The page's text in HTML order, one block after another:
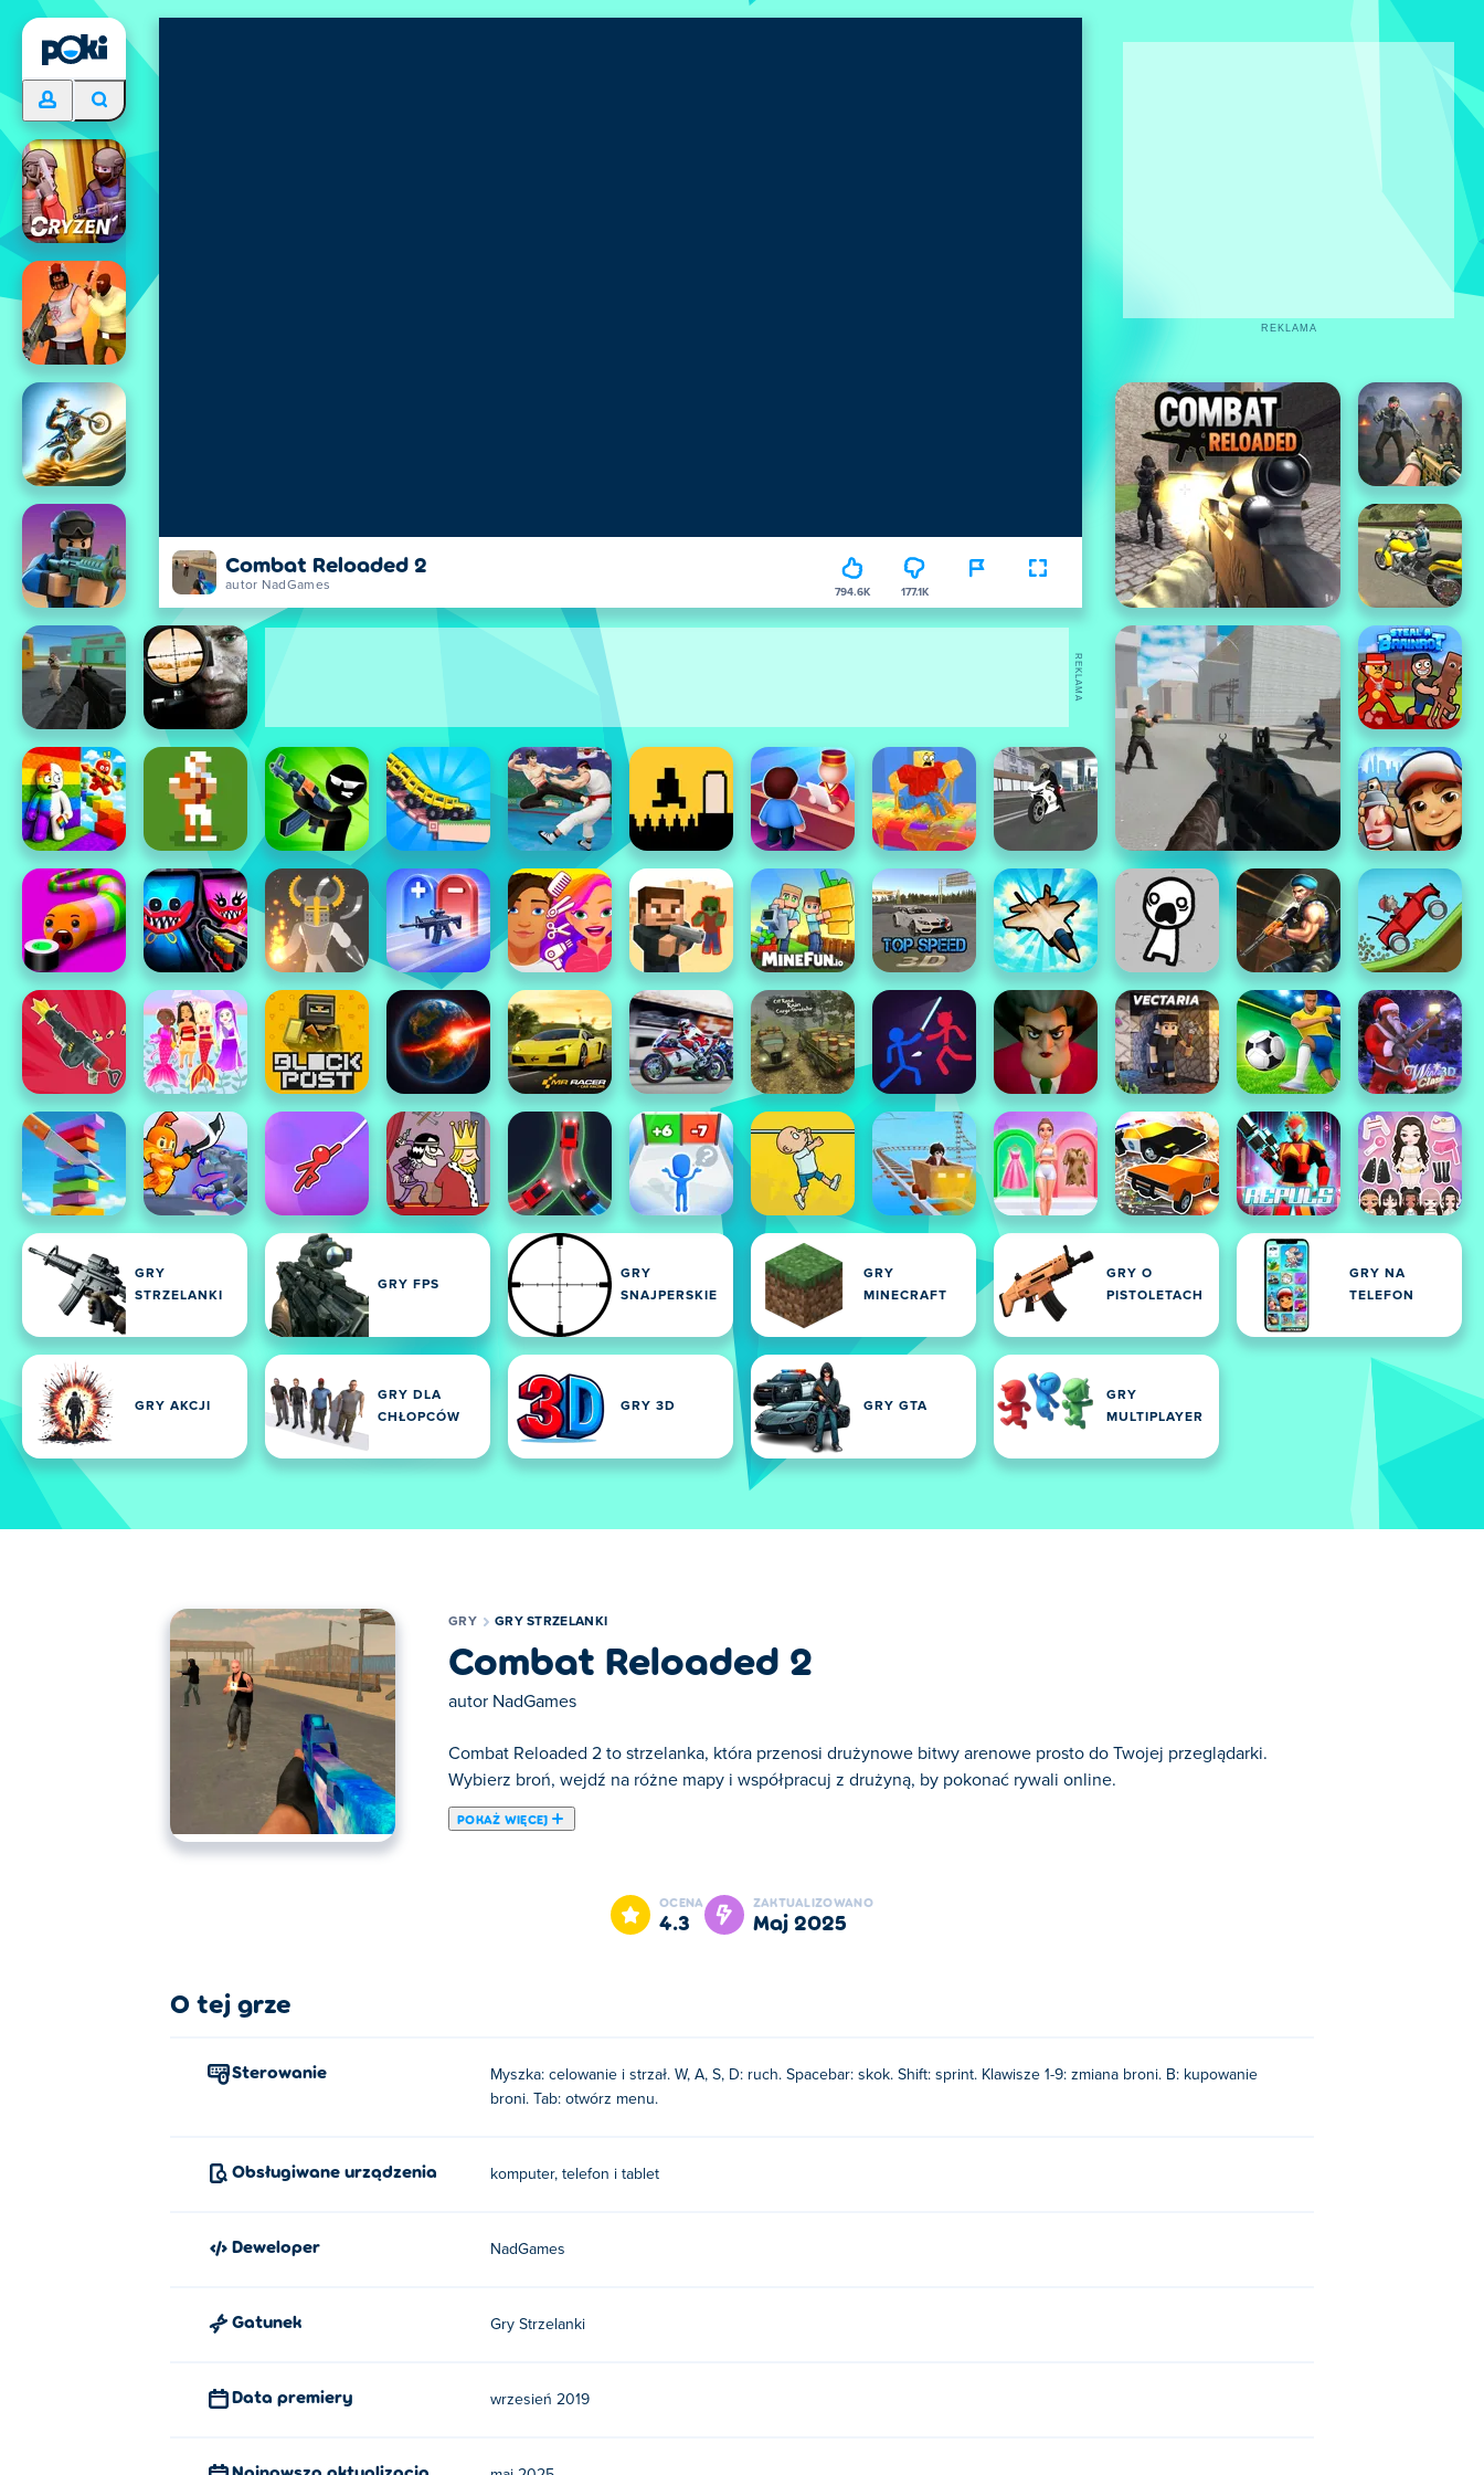
Combat Reloaded 2
autor NadGames 794.6K 177.1K
GRY
STRZELANKI
GRY FPS
GRY
SNAJPERSKIE
GRY
MINECRAFT
GRY O
PISTOLETACH
GRY NA
TELEFON
GRY AKCJI
GRY DLA
CHŁOPCÓW
GRY 3D GRY GTA
GRY
MULTIPLAYER
REKLAMA
REKLAMA
GRY GRY STRZELANKI
Combat Reloaded 2
autor NadGames
Combat Reloaded 2 to strzelanka, która przenosi drużynowe bitwy arenowe prosto do Twojej przeglądarki.
Wybierz broń, wejdź na różne mapy i współpracuj z drużyną, by pokonać rywali online.
POKAŻ WIĘCEJ
Tutaj możesz grać w Combat Reloaded 2. Combat Reloaded 2 jest jedną z naszych ulubionych gier w kategorii: Gry Strzelanki.
OCENA
4.3
ZAKTUALIZOWANO
maj 2025
O tej grze
Sterowanie
Myszka: celowanie i strzał. W, A, S, D: ruch. Spacebar: skok. Shift: sprint. Klawisze 1-9: zmiana broni. B: kupowanie
broni. Tab: otwórz menu.
Obsługiwane urządzenia komputer, telefon i tablet
Deweloper NadGames
Gatunek Gry Strzelanki
Data premiery wrzesień 2019